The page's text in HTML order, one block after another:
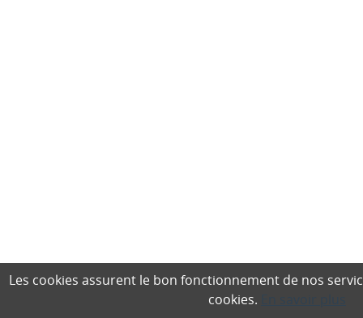
Les cookies assurent le bon fonctionnement de nos
cookies.